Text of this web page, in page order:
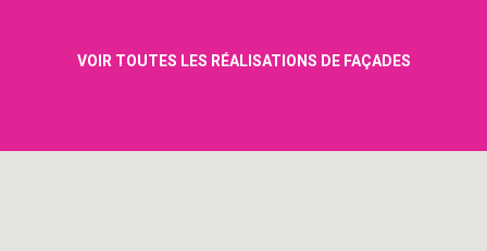
VOIR TOUTES LES RÉALISATIONS DE FAÇADES